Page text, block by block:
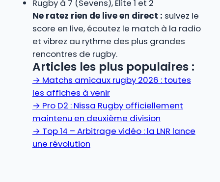
Rugby à 7 (Sevens), Élite 1 et 2
Ne ratez rien de live en direct : suivez le
score en live, écoutez le match à la radio
et vibrez au rythme des plus grandes
rencontres de rugby.
Articles les plus populaires :
→ Matchs amicaux rugby 2026 : toutes
les affiches à venir
→ Pro D2 : Nissa Rugby officiellement
maintenu en deuxième division
→ Top 14 – Arbitrage vidéo : la LNR lance
une révolution